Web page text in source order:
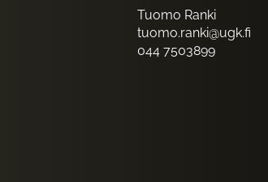
Tuomo Ranki
tuomo.ranki@ugk.fi
044 7503899